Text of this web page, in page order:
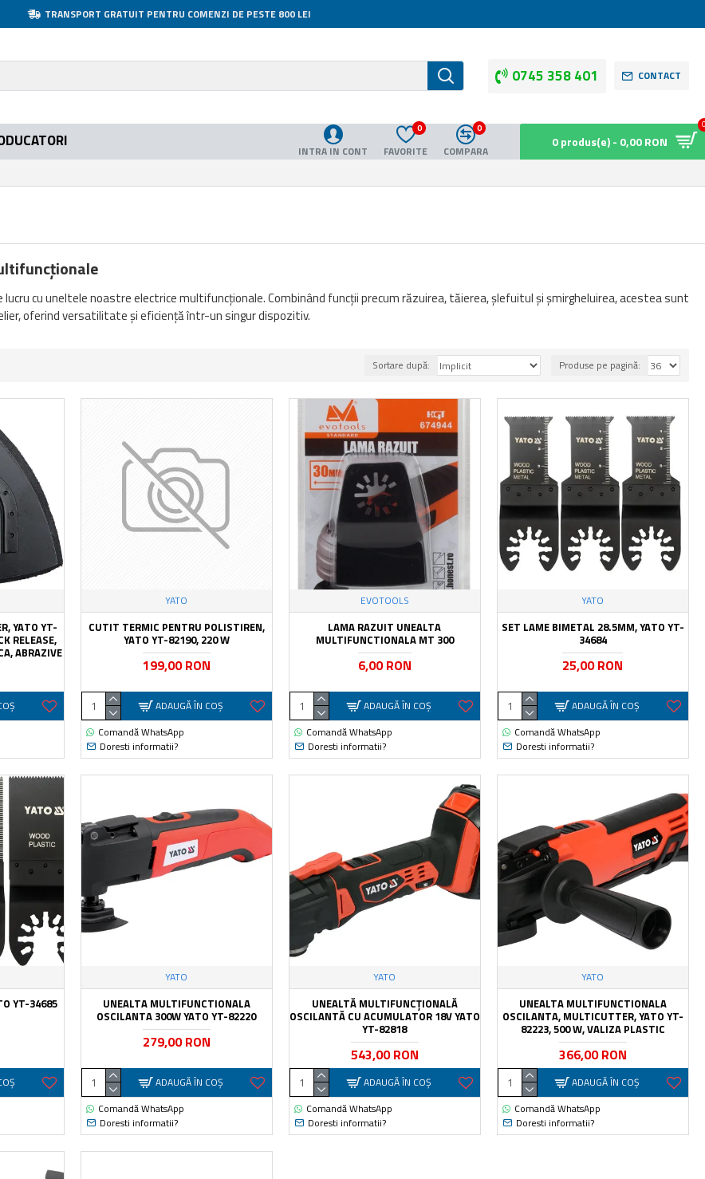
TRANSPORT GRATUIT PENTRU COMENZI DE PESTE 800 LEI
0745 358 401 CONTACT
INTRA IN CONT FAVORITE
0
COMPARA
0
0 produs(e) - 0,00 RON
cu uneltele noastre electrice multifuncționale. Combinând funcții precum răzuirea, tăierea, șlefuitul și șmirgheluirea, acestea sunt
oferind versatilitate și eficiență într-un singur dispozitiv.
Sortare după: Produse pe pagină:
YATO YT-
RELEASE,
ABRAZIVE
YATO
CUTIT TERMIC PENTRU POLISTIREN,
YATO YT-82190, 220 W
199,00 RON
ADAUGĂ ÎN COŞ
Comandă WhatsApp
Doresti informatii?
EVOTOOLS
LAMA RAZUIT UNEALTA
MULTIFUNCTIONALA MT 300
6,00 RON
ADAUGĂ ÎN COŞ
Comandă WhatsApp
Doresti informatii?
YATO
SET LAME BIMETAL 28.5MM, YATO YT-
34684
25,00 RON
ADAUGĂ ÎN COŞ
Comandă WhatsApp
Doresti informatii?
YT-34685
YATO
UNEALTA MULTIFUNCTIONALA
OSCILANTA 300W YATO YT-82220
279,00 RON
ADAUGĂ ÎN COŞ
Comandă WhatsApp
Doresti informatii?
YATO
UNEALTĂ MULTIFUNCȚIONALĂ
OSCILANTĂ CU ACUMULATOR 18V YATO
YT-82818
543,00 RON
ADAUGĂ ÎN COŞ
Comandă WhatsApp
Doresti informatii?
YATO
UNEALTA MULTIFUNCTIONALA
OSCILANTA, MULTICUTTER, YATO YT-
82223, 500 W, VALIZA PLASTIC
366,00 RON
ADAUGĂ ÎN COŞ
Comandă WhatsApp
Doresti informatii?